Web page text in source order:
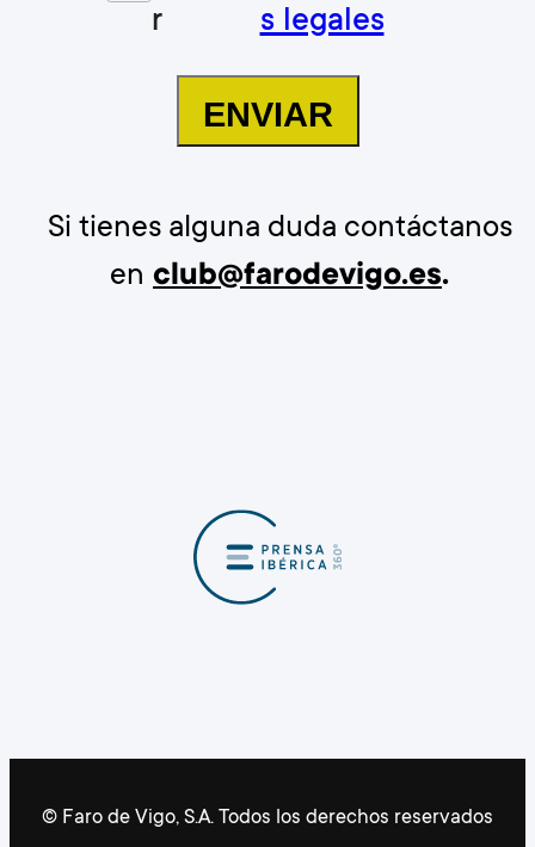
r
s legales
ENVIAR
Si tienes alguna duda contáctanos
en club@farodevigo.es.
© Faro de Vigo, S.A. Todos los derechos reservados